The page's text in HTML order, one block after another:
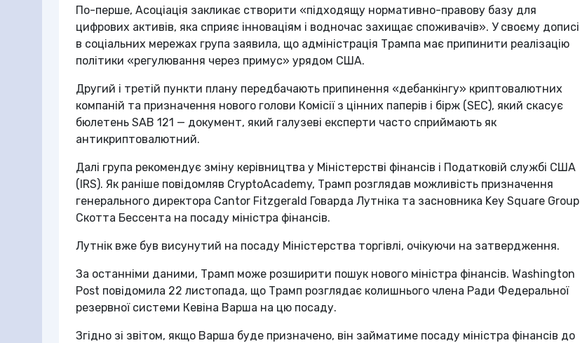
По-перше, Асоціація закликає створити «підходящу нормативно-правову базу для
цифрових активів, яка сприяє інноваціям і водночас захищає споживачів». У своєму дописі
в соціальних мережах група заявила, що адміністрація Трампа має припинити реалізацію
політики «регулювання через примус» урядом США.
Другий і третій пункти плану передбачають припинення «дебанкінгу» криптовалютних
компаній та призначення нового голови Комісії з цінних паперів і бірж (SEC), який скасує
бюлетень SAB 121 — документ, який галузеві експерти часто сприймають як
антикриптовалютний.
Далі група рекомендує зміну керівництва у Міністерстві фінансів і Податковій службі США
(IRS). Як раніше повідомляв CryptoAcademy, Трамп розглядав можливість призначення
генерального директора Cantor Fitzgerald Говарда Лутніка та засновника Key Square Group
Скотта Бессента на посаду міністра фінансів.
Лутнік вже був висунутий на посаду Міністерства торгівлі, очікуючи на затвердження.
За останніми даними, Трамп може розширити пошук нового міністра фінансів. Washington
Post повідомила 22 листопада, що Трамп розглядає колишнього члена Ради Федеральної
резервної системи Кевіна Варша на цю посаду.
Згідно зі звітом, якщо Варша буде призначено, він займатиме посаду міністра фінансів до